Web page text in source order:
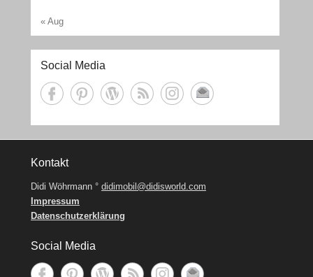
« Aug
Social Media
Kontakt
Didi Wöhrmann ° didimobil@didisworld.com
Impressum
Datenschutzerklärung
Social Media